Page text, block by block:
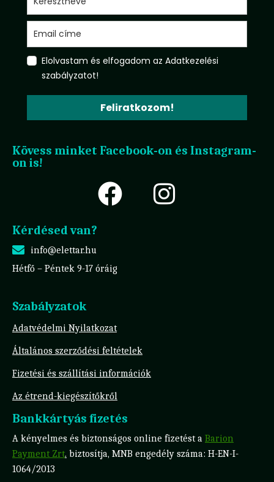
Elolvastam és elfogadom az Adatkezelési
szabályzatot!
Feliratkozom!
Kövess minket Facebook-on és Instagram-
on is!
Kérdésed van?
info@elettar.hu
Hétfő – Péntek 9-17 óráig
Szabályzatok
Adatvédelmi Nyilatkozat
Általános szerződési feltételek
Fizetési és szállítási információk
Az étrend-kiegészítőkről
Bankkártyás fizetés
A kényelmes és biztonságos online fizetést a Barion
Payment Zrt. biztosítja, MNB engedély száma: H-EN-I-
1064/2013